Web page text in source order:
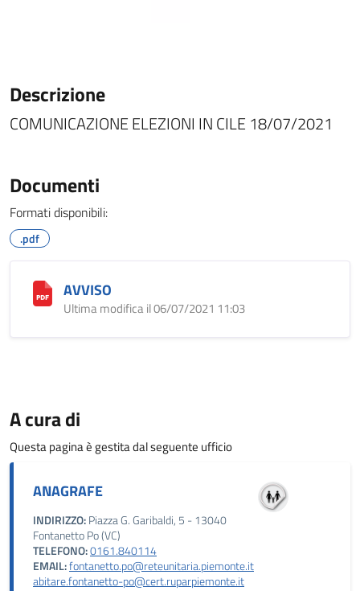
Descrizione
COMUNICAZIONE ELEZIONI IN CILE 18/07/2021
Documenti
Formati disponibili:
.pdf
AVVISO
Ultima modifica il 06/07/2021 11:03
A cura di
Questa pagina è gestita dal seguente ufficio
ANAGRAFE
INDIRIZZO:Piazza G. Garibaldi, 5 - 13040
Fontanetto Po (VC)
TELEFONO:0161.840114
EMAIL:fontanetto.po@reteunitaria.piemonte.it
abitare.fontanetto-po@cert.ruparpiemonte.it